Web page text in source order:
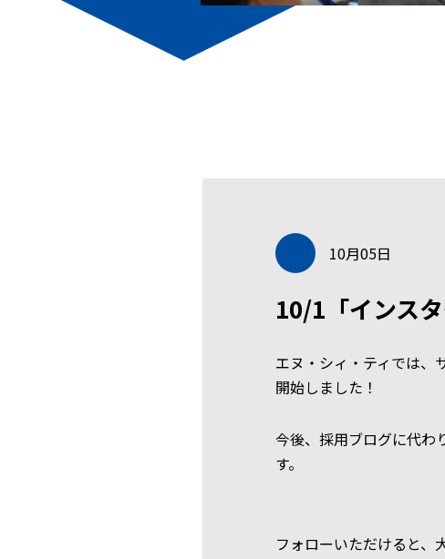
10月05日
10/1「インス
エヌ・シィ・ティでは、
開始しました！
今後、採用ブログに代わ
す。
フォローいただけると、